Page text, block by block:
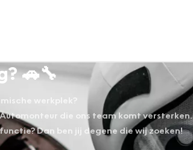
🚗🔧
werkplek?
die ons team komt versterken.
Dan ben jij degene die wij zoeken!